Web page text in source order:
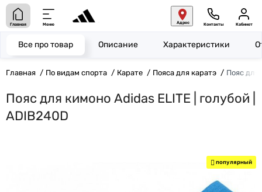
Главная Меню Адрес Контакты Кабинет
Главная По видам спорта Карате Пояса для каратэ Пояс для
Пояс для кимоно Adidas ELITE | голубой |
ADIB240D
Все про товар Описание Характеристики
популярный